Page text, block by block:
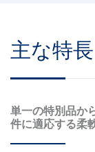
主な特長
単一の特別品か
件に適応する柔